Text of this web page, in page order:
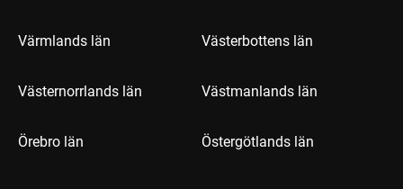
Värmlands län Västerbottens län
Västernorrlands län Västmanlands län
Örebro län Östergötlands län